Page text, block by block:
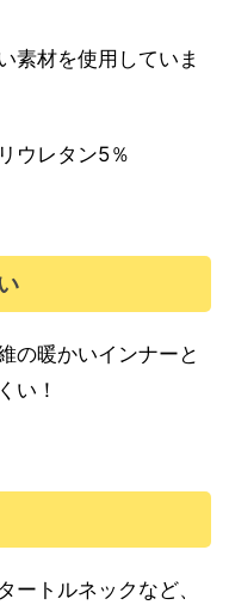
素材を使用していま
ウレタン5％
の暖かいインナーと
い！
ートルネックなど、